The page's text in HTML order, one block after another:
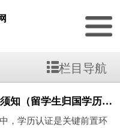
栏目导航
留学归国学历认证须知（留学生归国学历认证主要是看什么）
，学历认证是关键前置环